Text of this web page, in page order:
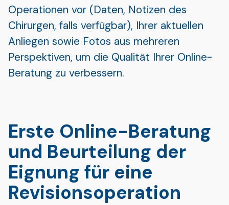
Operationen vor (Daten, Notizen des
Chirurgen, falls verfügbar), Ihrer aktuellen
Anliegen sowie Fotos aus mehreren
Perspektiven, um die Qualität Ihrer Online-
Beratung zu verbessern.
Erste Online-Beratung
und Beurteilung der
Eignung für eine
Revisionsoperation